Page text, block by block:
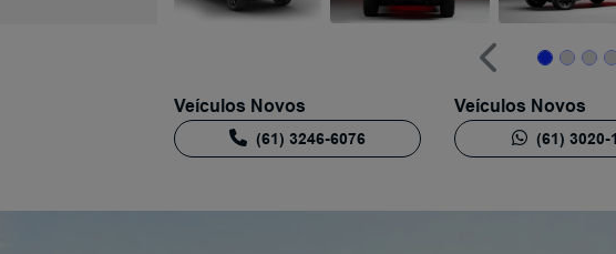
Anterior
Veículos Novos
(61) 3246-6076
Veículos Novos
(61) 3020-